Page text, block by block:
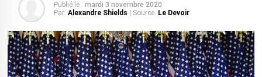
Publié le : mardi 3 novembre 2020
Par: Alexandre Shields | Source: Le Devoir